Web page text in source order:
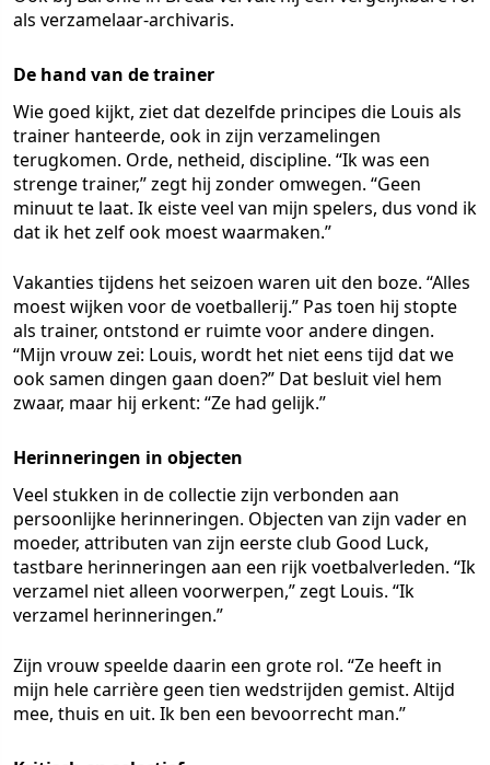
als verzamelaar-archivaris.
De hand van de trainer
Wie goed kijkt, ziet dat dezelfde principes die Louis als
trainer hanteerde, ook in zijn verzamelingen
terugkomen. Orde, netheid, discipline. “Ik was een
strenge trainer,” zegt hij zonder omwegen. “Geen
minuut te laat. Ik eiste veel van mijn spelers, dus vond ik
dat ik het zelf ook moest waarmaken.”
Vakanties tijdens het seizoen waren uit den boze. “Alles
moest wijken voor de voetballerij.” Pas toen hij stopte
als trainer, ontstond er ruimte voor andere dingen.
“Mijn vrouw zei: Louis, wordt het niet eens tijd dat we
ook samen dingen gaan doen?” Dat besluit viel hem
zwaar, maar hij erkent: “Ze had gelijk.”
Herinneringen in objecten
Veel stukken in de collectie zijn verbonden aan
persoonlijke herinneringen. Objecten van zijn vader en
moeder, attributen van zijn eerste club Good Luck,
tastbare herinneringen aan een rijk voetbalverleden. “Ik
verzamel niet alleen voorwerpen,” zegt Louis. “Ik
verzamel herinneringen.”
Zijn vrouw speelde daarin een grote rol. “Ze heeft in
mijn hele carrière geen tien wedstrijden gemist. Altijd
mee, thuis en uit. Ik ben een bevoorrecht man.”